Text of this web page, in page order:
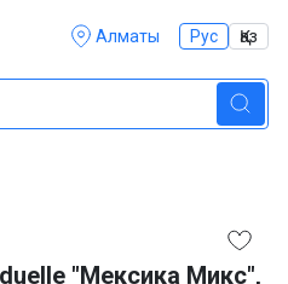
Алматы Рус Қаз
"Мексика Микс",